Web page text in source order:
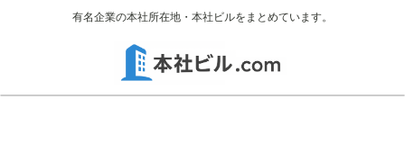
有名企業の本社所在地・本社ビルをまとめています。